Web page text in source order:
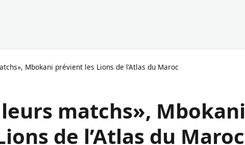
Mbokani prévient les Lions de l’Atlas du Maroc
leurs matchs», Mbokani
de l’Atlas du Maroc